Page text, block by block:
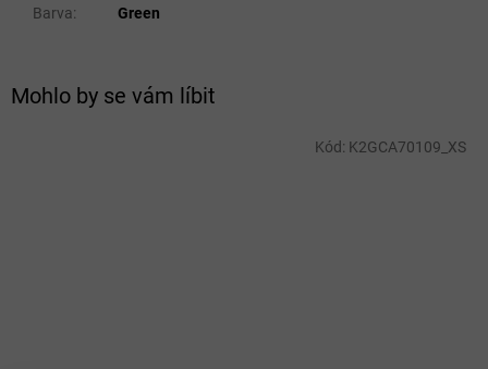
Mohlo by se vám líbit
Kód: K2GCA70109_XS
Barva: Green